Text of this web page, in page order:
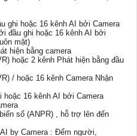
ghi hoặc 16 kênh AI bởi Camera
đầu ghi hoặc 16 kênh AI bởi
mặt)
hiện bằng camera
hoặc 2 kênh Phát hiện bằng đầu
/ hoặc 16 kênh Camera Nhận
16 kênh AI bởi Camera
số (ANPR) , hỗ trợ lên đến
by Camera : Đếm người,